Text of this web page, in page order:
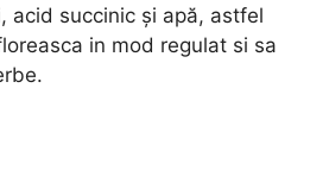
acid succinic și apă, astfel
in mod regulat si sa